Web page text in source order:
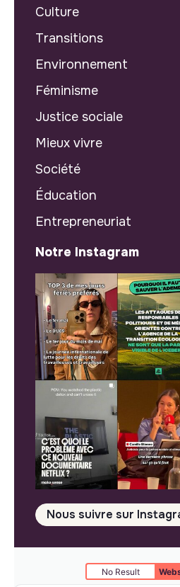
Culture
Transitions
Environnement
Féminisme
Justice sociale
Mieux vivre
Société
Éducation
Entrepreneuriat
Notre Instagram
Nous suivre sur
No Result